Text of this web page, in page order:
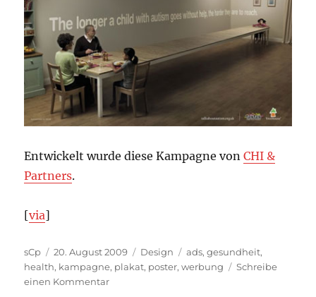
Entwickelt wurde diese Kampagne vonCHI &
Partners.
[via]
Autor
sCp
Veröffentlicht
am
20. August 2009 Kategorien
Design Schlagwörter
ads,gesundheit,
health, kampagne, plakat, poster,werbung
Schreibe
einen Kommentarzu